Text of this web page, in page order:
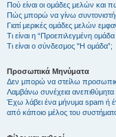
Πού είναι οι ομάδες μελών
Πώς μπορώ να γίνω
Γιατί μερικές ομάδες μελών
Τι είναι η “Προεπιλεγμένη
Τι είναι ο σύνδεσμος "Η ομάδα”;
Προσωπικά Μηνύματα
Δεν μπορώ να στείλω
Λαμβάνω συνέχεια ανεπιθύμητα
Έχω λάβει ένα μήνυμα spam ή
από κάποιο μέλος του